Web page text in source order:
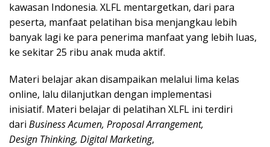
kawasan Indonesia. XLFL mentargetkan, dari para
peserta, manfaat pelatihan bisa menjangkau lebih
banyak lagi ke para penerima manfaat yang lebih luas,
ke sekitar 25 ribu anak muda aktif.
Materi belajar akan disampaikan melalui lima kelas
online, lalu dilanjutkan dengan implementasi
inisiatif. Materi belajar di pelatihan XLFL ini terdiri
dari BusinessAcumen, ProposalArrangement,
Design Thinking, DigitalMarketing,